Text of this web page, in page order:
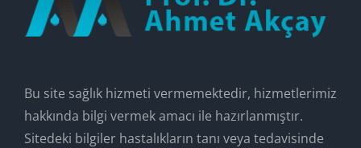
Bu site sağlık hizmeti vermemektedir, hizmetlerimiz
hakkında bilgi vermek amacı ile hazırlanmıştır.
Sitedeki bilgiler hastalıkların tanı veya tedavisinde